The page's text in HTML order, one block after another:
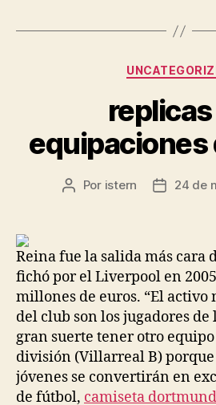
equipaciones
Autor
Por istern
Fecha
24 de
Reina fue la salida más cara
fichó por el Liverpool en
millones de euros. “El activo
del club son los jugadores de
gran suerte tener otro
división (Villarreal B) porque
jóvenes se convertirán en
de fútbol, camiseta dortmund